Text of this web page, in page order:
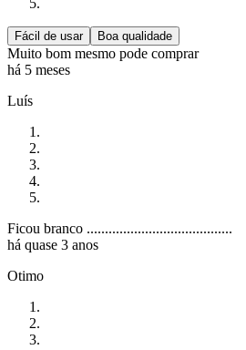
Fácil de usar Boa qualidade
Muito bom mesmo pode comprar
há 5 meses
Luís
Ficou branco ........................................
há quase 3 anos
Otimo